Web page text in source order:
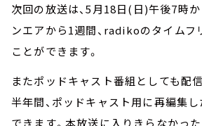
次回の放送は、5月18日(日)午後7時
ンエアから1週間、radikoのタイムフ
ことができます。
またポッドキャスト番組としても配
半年間、ポッドキャスト用に再編集
できます。本放送に入りきらなかっ